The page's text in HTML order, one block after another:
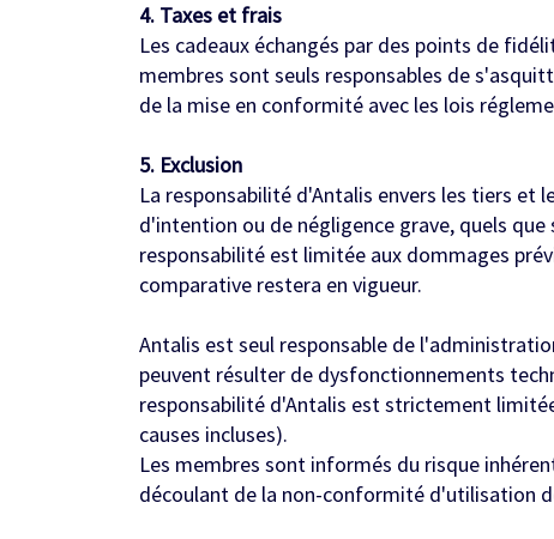
4. Taxes et frais
Les cadeaux échangés par des points de
membres sont seuls responsables de
de la mise en conformité avec les lois
5. Exclusion
La responsabilité d'Antalis envers les tiers et
d'intention ou de négligence grave, quels
responsabilité est limitée aux dommages
comparative restera en vigueur.
Antalis est seul responsable de
peuvent résulter de dysfonctionnements
responsabilité d'Antalis est strictement
causes incluses).
Les membres sont informés du risque
découlant de la non-conformité d'utilisation